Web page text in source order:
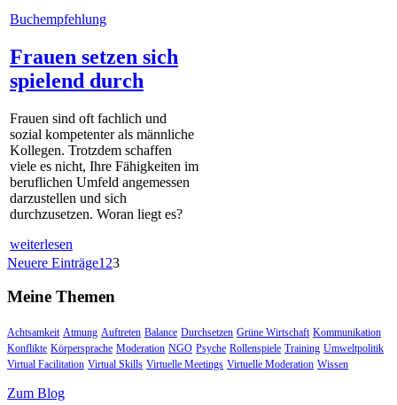
Buchempfehlung
Frauen setzen sich
spielend durch
Frauen sind oft fachlich und
sozial kompetenter als männliche
Kollegen. Trotzdem schaffen
viele es nicht, Ihre Fähigkeiten im
beruflichen Umfeld angemessen
darzustellen und sich
durchzusetzen. Woran liegt es?
weiterlesen
Neuere Einträge1 23
Meine Themen
Achtsamkeit Atmung Auftreten Balance Durchsetzen Grüne Wirtschaft Kommunikation
Konflikte Körpersprache Moderation NGO Psyche Rollenspiele Training Umweltpolitik
Virtual Facilitation Virtual Skills Virtuelle Meetings Virtuelle Moderation Wissen
Zum Blog